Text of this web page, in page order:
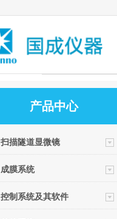
产品中心
扫描隧道显微镜
成膜系统
控制系统及其软件